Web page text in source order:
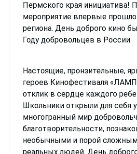
Пермского края инициатива!
мероприятие впервые
региона. День доброго кино
Году добровольцев в России.
Настоящие, пронзительные,
героев Кинофестиваля
отклик в сердце каждого
Школьники открыли для себя
многогранный мир
благотворительности,
необычными и порой
реальных людей. День